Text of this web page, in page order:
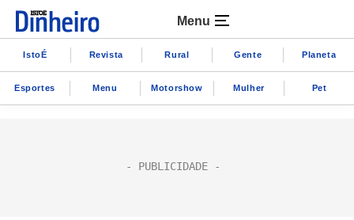
Menu
IstoÉ Revista Rural Gente Planeta
Esportes Menu Motorshow Mulher Pet